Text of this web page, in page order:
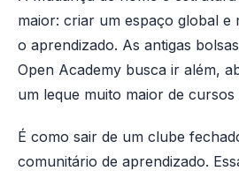
maior: criar um espaço global e
o aprendizado. As antigas
Open Academy busca ir além,
um leque muito maior de cursos
É como sair de um clube
comunitário de aprendizado.